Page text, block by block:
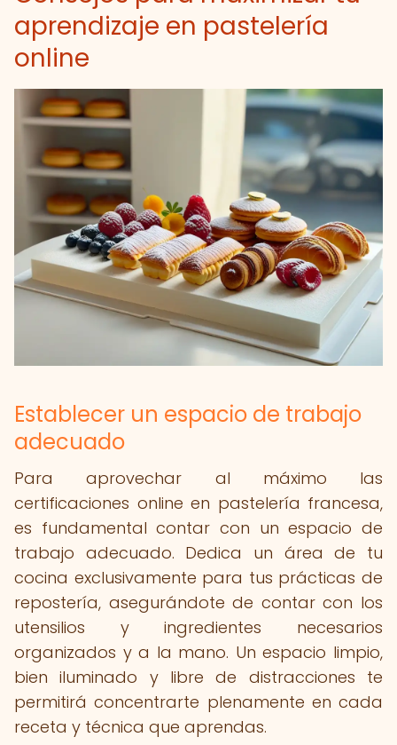
aprendizaje en pastelería
online
Establecer un espacio de trabajo
adecuado
Para aprovechar al máximo las
certificaciones online en pastelería francesa,
es fundamental contar con un espacio de
trabajo adecuado. Dedica un área de tu
cocina exclusivamente para tus prácticas de
repostería, asegurándote de contar con los
utensilios y ingredientes necesarios
organizados y a la mano. Un espacio limpio,
bien iluminado y libre de distracciones te
permitirá concentrarte plenamente en cada
receta y técnica que aprendas.